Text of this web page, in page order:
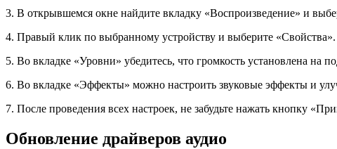
3. В открывшемся окне найдите вкладку «Воспроизведение» и
4. Правый клик по выбранному устройству и выберите «Свойства».
5. Во вкладке «Уровни» убедитесь, что громкость установлена на
6. Во вкладке «Эффекты» можно настроить звуковые эффекты и
7. После проведения всех настроек, не забудьте нажать кнопку
Обновление драйверов аудио